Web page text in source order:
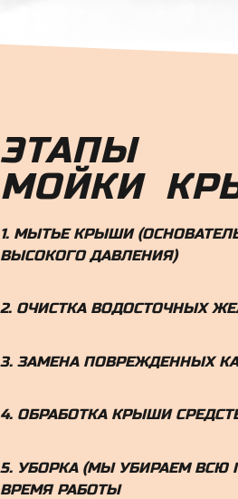
ЭТАПЫ
МОЙКИ
1. МЫТЬЕ КРЫШИ
ВЫСОКОГО ДАВЛЕНИЯ)
2. ОЧИСТКА ВОДОСТОЧНЫХ
3. ЗАМЕНА ПОВРЕЖДЕННЫХ
4. ОБРАБОТКА КРЫШИ
5. УБОРКА (МЫ УБИРАЕМ ВСЮ
ВРЕМЯ РАБОТЫ